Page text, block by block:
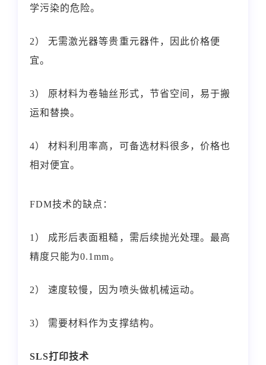
学污染的危险。
2） 无需激光器等贵重元器件，因此价格便
宜。
3） 原材料为卷轴丝形式，节省空间，易于搬
运和替换。
4） 材料利用率高，可备选材料很多，价格也
相对便宜。
FDM技术的缺点：
1） 成形后表面粗糙，需后续抛光处理。最高
精度只能为0.1mm。
2） 速度较慢，因为喷头做机械运动。
3） 需要材料作为支撑结构。
SLS打印技术